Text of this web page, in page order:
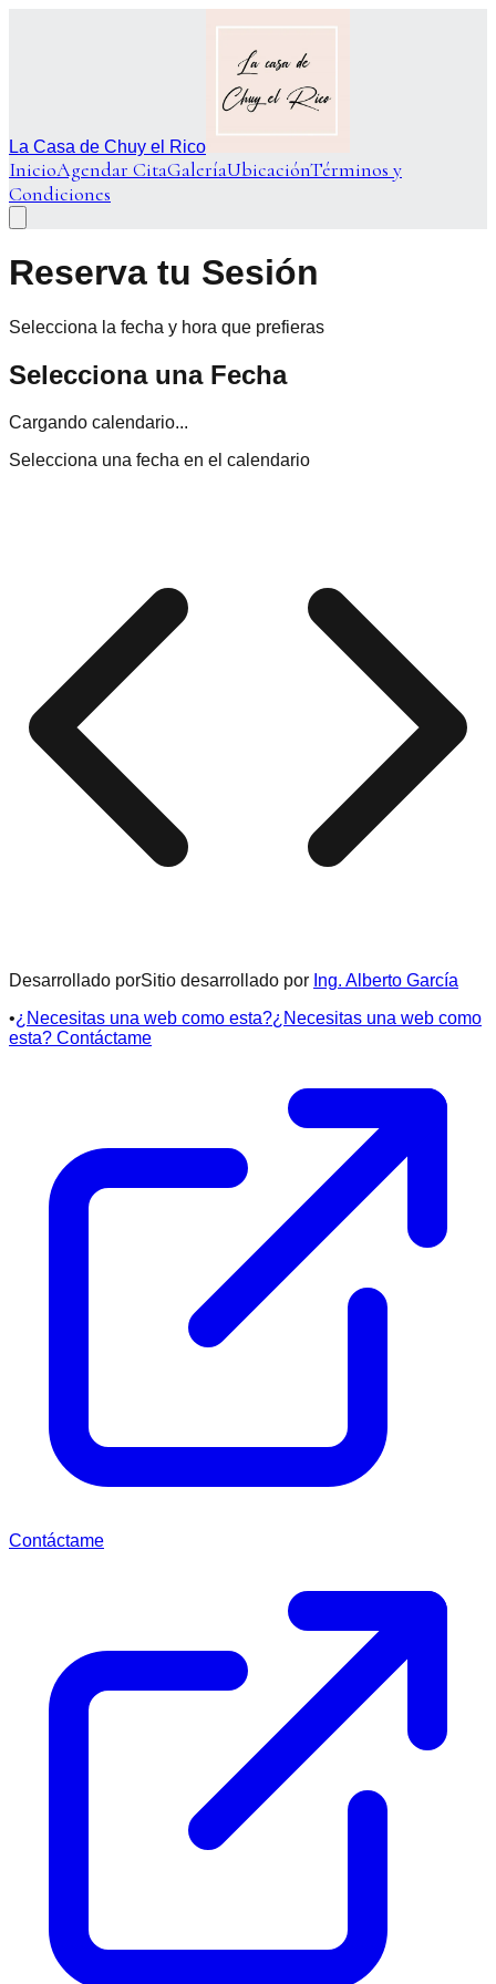
La Casa de Chuy el Rico
InicioAgendar CitaGaleríaUbicaciónTérminos y
Condiciones
Reserva tu Sesión
Selecciona la fecha y hora que prefieras
Selecciona una Fecha
Cargando calendario...
Selecciona una fecha en el calendario
Desarrollado porSitio desarrollado por Ing. Alberto García
•¿Necesitas una web como esta?¿Necesitas una web como
esta? Contáctame
Contáctame